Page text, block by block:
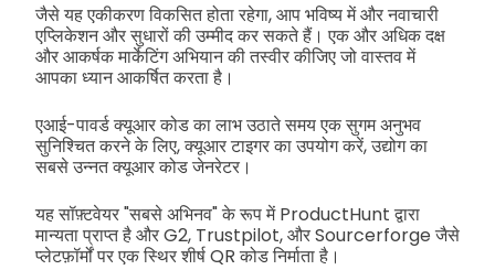
जैसे यह एकीकरण विकसित होता रहेगा, आप भविष्य में और नवाचारी
एप्लिकेशन और सुधारों की उम्मीद कर सकते हैं। एक और अधिक दक्ष
और आकर्षक मार्केटिंग अभियान की तस्वीर कीजिए जो वास्तव में
आपका ध्यान आकर्षित करता है।
एआई-पावर्ड क्यूआर कोड का लाभ उठाते समय एक सुगम अनुभव
सुनिश्चित करने के लिए, क्यूआर टाइगर का उपयोग करें, उद्योग का
सबसे उन्नत क्यूआर कोड जेनरेटर।
यह सॉफ़्टवेयर "सबसे अभिनव" के रूप में ProductHunt द्वारा
मान्यता प्राप्त है और G2, Trustpilot, और Sourcerforge जैसे
प्लेटफ़ॉर्मों पर एक स्थिर शीर्ष QR कोड निर्माता है।